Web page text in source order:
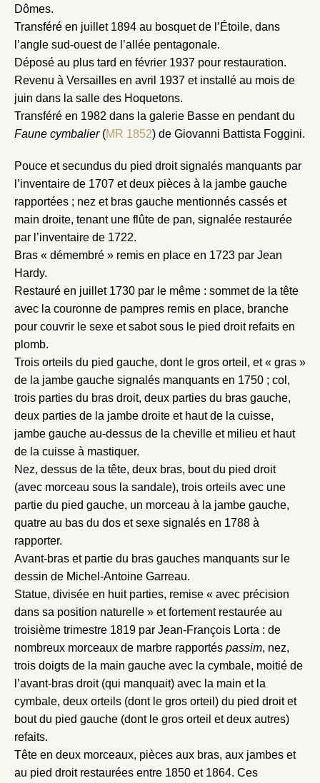
Dômes.
Transféré en juillet 1894 au bosquet de l’Étoile, dans
l’angle sud-ouest de l’allée pentagonale.
Déposé au plus tard en février 1937 pour restauration.
Revenu à Versailles en avril 1937 et installé au mois de
juin dans la salle des Hoquetons.
Transféré en 1982 dans la galerie Basse en pendant du
Faune cymbalier(MR 1852) de Giovanni Battista Foggini.
Pouce et secundus du pied droit signalés manquants par
l’inventaire de 1707 et deux pièces à la jambe gauche
rapportées ; nez et bras gauche mentionnés cassés et
main droite, tenant une flûte de pan, signalée restaurée
par l’inventaire de 1722.
Bras « démembré » remis en place en 1723 par Jean
Hardy.
Restauré en juillet 1730 par le même : sommet de la tête
avec la couronne de pampres remis en place, branche
pour couvrir le sexe et sabot sous le pied droit refaits en
plomb.
Trois orteils du pied gauche, dont le gros orteil, et « gras »
de la jambe gauche signalés manquants en 1750 ; col,
trois parties du bras droit, deux parties du bras gauche,
deux parties de la jambe droite et haut de la cuisse,
jambe gauche au-dessus de la cheville et milieu et haut
de la cuisse à mastiquer.
Nez, dessus de la tête, deux bras, bout du pied droit
(avec morceau sous la sandale), trois orteils avec une
partie du pied gauche, un morceau à la jambe gauche,
quatre au bas du dos et sexe signalés en 1788 à
rapporter.
Avant-bras et partie du bras gauches manquants sur le
dessin de Michel-Antoine Garreau.
Statue, divisée en huit parties, remise « avec précision
dans sa position naturelle » et fortement restaurée au
troisième trimestre 1819 par Jean-François Lorta : de
nombreux morceaux de marbre rapportés passim, nez,
trois doigts de la main gauche avec la cymbale, moitié de
l’avant-bras droit (qui manquait) avec la main et la
cymbale, deux orteils (dont le gros orteil) du pied droit et
bout du pied gauche (dont le gros orteil et deux autres)
refaits.
Tête en deux morceaux, pièces aux bras, aux jambes et
au pied droit restaurées entre 1850 et 1864. Ces
Choix du dossier où ajouter la